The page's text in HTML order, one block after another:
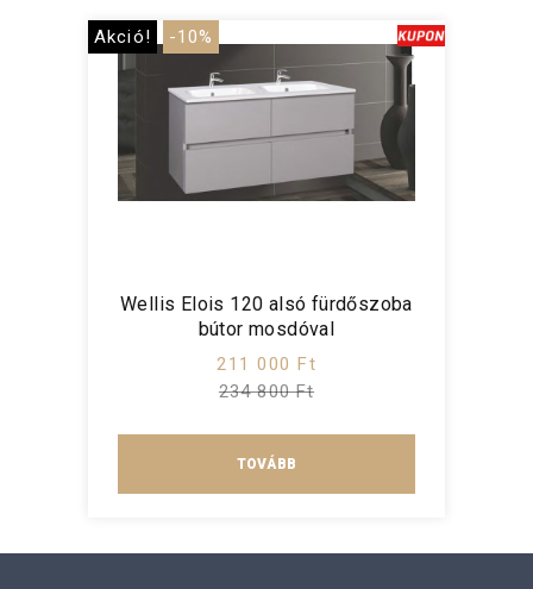
Akció! -10%
Wellis Elois 120 alsó fürdőszoba
bútor mosdóval
211 000 Ft
234 800 Ft
TOVÁBB